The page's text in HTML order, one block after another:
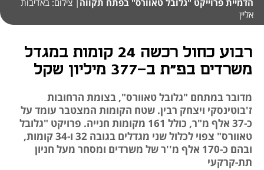
הדמיית פרוייקט "גלובל טאוורס" בפתח תקווה | צילום: באדיבות
אליין
רבוע כחול רכשה 24 קומות במגדל
משרדים בפ"ת ב-377 מיליון שקל
מדובר במתחם "גלובל טאוורס", בצומת הרחובות
ז'בוטינסקי ויצחק רבין. שטח הקומות המצטבר עומד על
כ-37 אלף מ"ר, כולל 161 מקומות חנייה. פרויקט "גלובל
טאוורס" צפוי לכלול שני מגדלים בגובה 32 ו-34 קומות,
ובהם כ-170 אלף מ''ר של משרדים ומסחר מעל חניון
תת-קרקעי